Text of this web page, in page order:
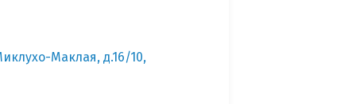
Маклая, д.16/10,